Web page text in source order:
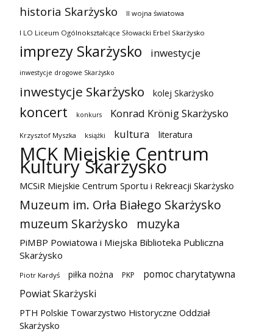
historia Skarżysko II wojna światowa
I LO Liceum Ogólnokształcące Słowacki Erbel Skarżysko
imprezy Skarżysko inwestycje
inwestycje drogowe Skarżysko
inwestycje Skarżysko kolej Skarżysko
koncert konkurs Konrad Krönig Skarżysko
Krzysztof Myszka książki kultura literatura
MCK Miejskie Centrum
Kultury Skarżysko
MCSiR Miejskie Centrum Sportu i Rekreacji Skarżysko
Muzeum im. Orła Białego Skarżysko
muzeum Skarżysko
muzyka
PiMBP Powiatowa i Miejska Biblioteka Publiczna
Skarżysko
Piotr Kardyś piłka nożna PKP
pomoc charytatywna
Powiat Skarżyski
PTH Polskie Towarzystwo Historyczne Oddział
Skarżysko